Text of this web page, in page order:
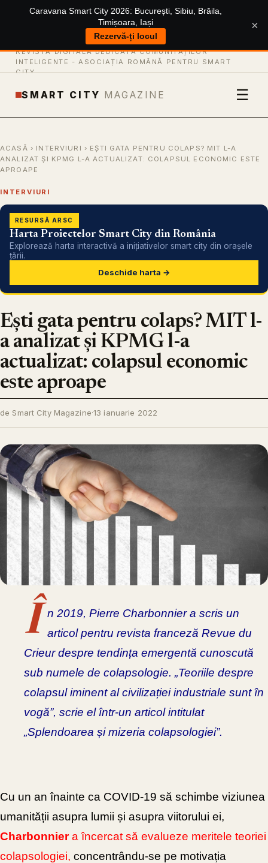
Caravana Smart City 2026: București, Sibiu, Brăila,
Timișoara, Iași
Rezervă-ți locul
×
REVISTĂ DIGITALĂ DEDICATĂ COMUNITĂȚILOR
INTELIGENTE - ASOCIAȚIA ROMÂNĂ PENTRU SMART
CITY
SMART CITY MAGAZINE ☰
ACASĂ › INTERVIURI › EȘTI GATA PENTRU COLAPS? MIT L-A
ANALIZAT ȘI KPMG L-A ACTUALIZAT: COLAPSUL ECONOMIC ESTE
APROAPE
INTERVIURI
RESURSĂ ARSC
Harta Proiectelor Smart City din România
Explorează harta interactivă a inițiativelor smart city din orașele
țării.
Deschide harta →
Ești gata pentru colaps? MIT l-
a analizat și KPMG l-a
actualizat: colapsul economic
este aproape
de Smart City Magazine·13 ianuarie 2022
Î n 2019, Pierre Charbonnier a scris un
articol pentru revista franceză Revue du
Crieur despre tendința emergentă cunoscută
sub numele de colapsologie. „Teoriile despre
colapsul iminent al civilizației industriale sunt în
vogă”, scrie el într-un articol intitulat
„Splendoarea și mizeria colapsologiei”.
Cu un an înainte ca COVID-19 să schimbe viziunea
umanității asupra lumii și asupra viitorului ei,
Charbonniera încercat să evalueze meritele teoriei
colapsologiei, concentrându-se pe motivația